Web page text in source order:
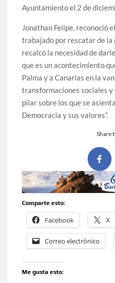
Ayuntamiento el 2 de
Jonathan Felipe, reconoció
trabajado por rescatar de
recalcó la necesidad de
que es un acontecimiento
Palma y a Canarias en la
transformaciones sociales
pilar sobre los que se
Democracia y sus valores”.
Share
Comparte esto:
Facebook X
Correo electrónico
Me gusta esto: